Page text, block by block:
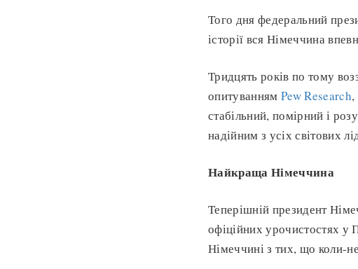
Того дня федеральний
історії вся Німеччина
Тридцять років по тому
опитуваннямPew Research
стабільний, помірний і
надійним з усіх світових
Найкраща Німеччина
Теперішній президент
офіційних урочистостях
Німеччині з тих, що коли-